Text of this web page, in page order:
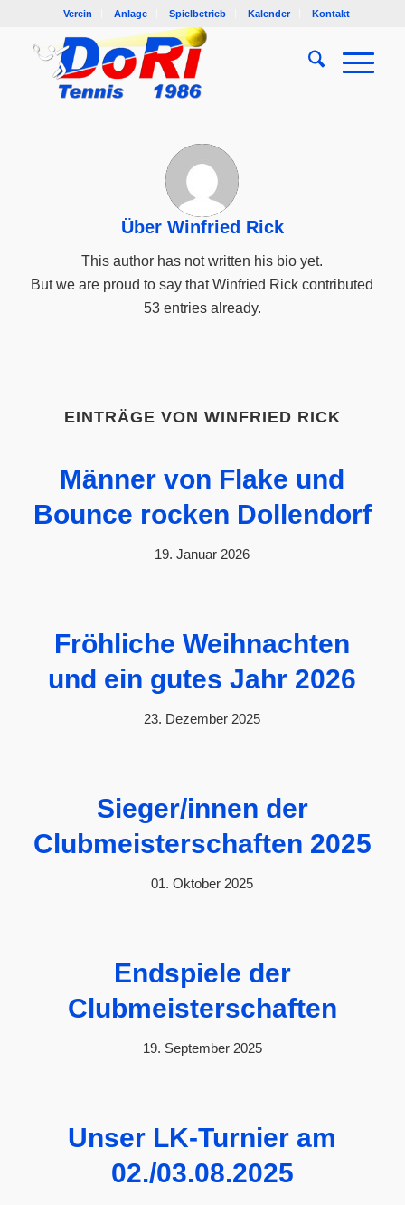
Verein Anlage Spielbetrieb Kalender Kontakt
Über Winfried Rick
This author has not written his bio yet.
But we are proud to say thatWinfried Rick contributed
53 entries already.
EINTRÄGE VON WINFRIED RICK
Männer von Flake und
Bounce rocken Dollendorf
19. Januar 2026
Fröhliche Weihnachten
und ein gutes Jahr 2026
23. Dezember 2025
Sieger/innen der
Clubmeisterschaften 2025
01. Oktober 2025
Endspiele der
Clubmeisterschaften
19. September 2025
Unser LK-Turnier am
02./03.08.2025